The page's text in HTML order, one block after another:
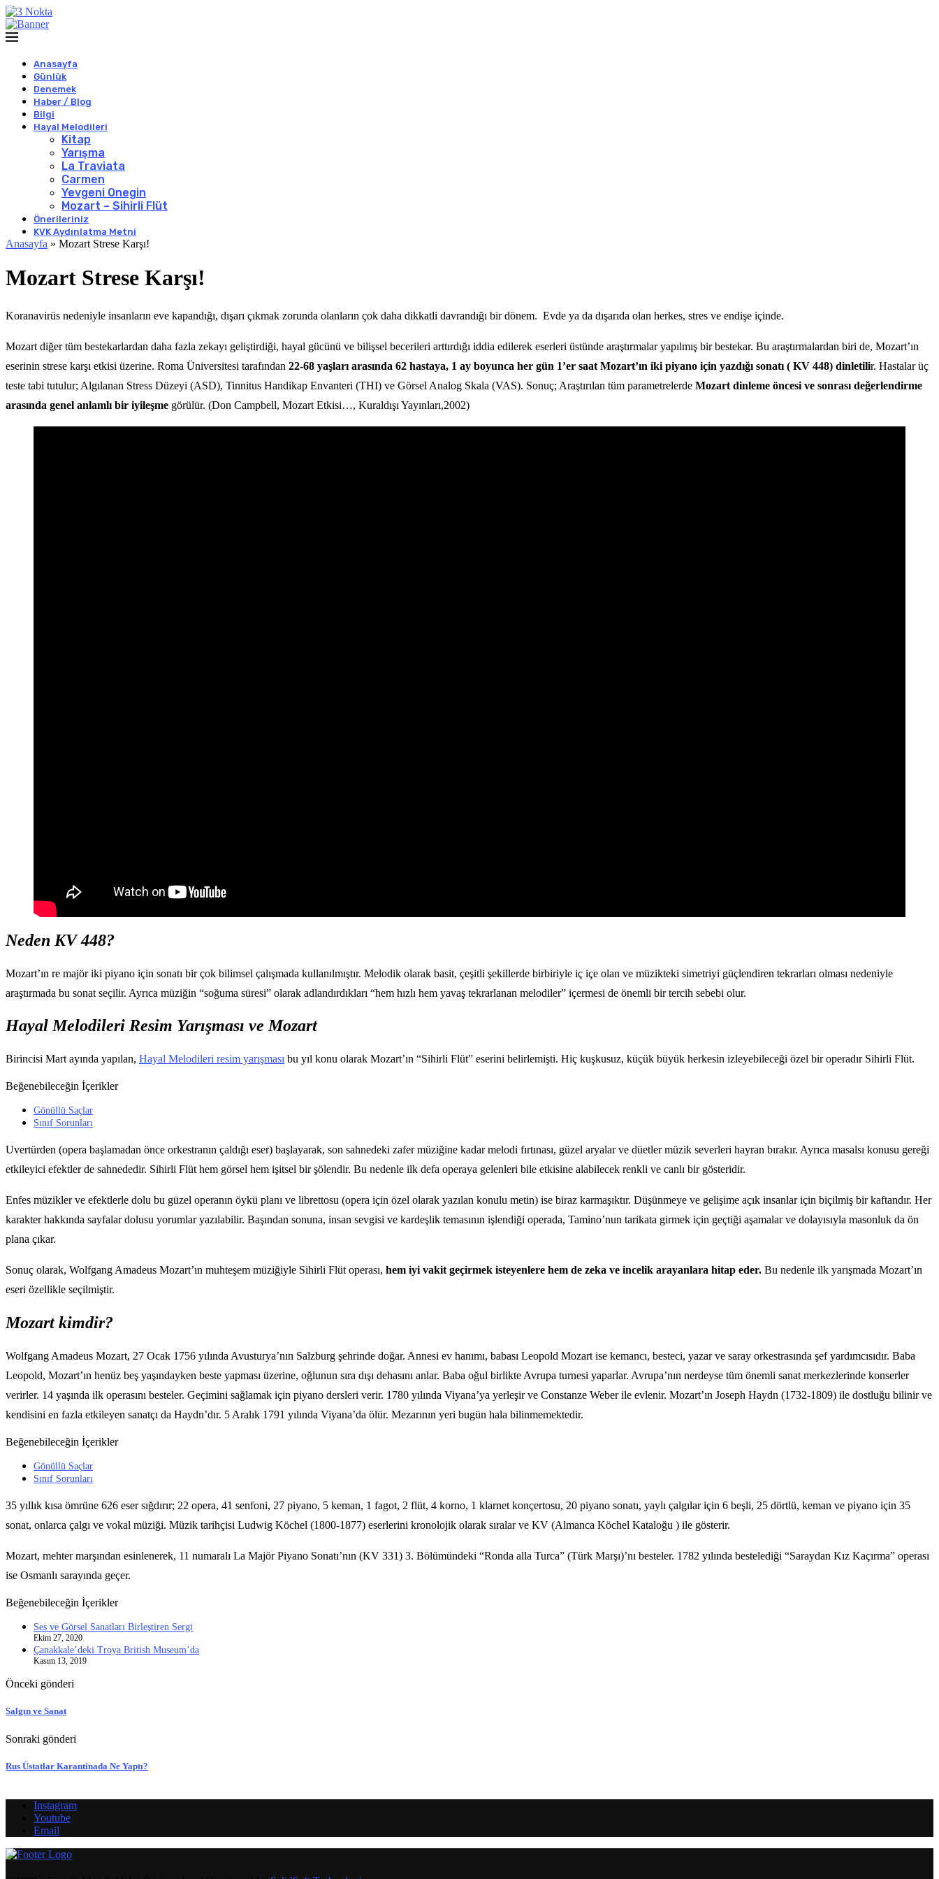
Anasayfa
Günlük
Denemek
Haber / Blog
Bilgi
Hayal Melodileri
Kitap
Yarışma
La Traviata
Carmen
Yevgeni Onegin
Mozart – Sihirli Flüt
Önerileriniz
KVK Aydınlatma Metni
Anasayfa » Mozart Strese Karşı!
Mozart Strese Karşı!
Koranavirüs nedeniyle insanların eve kapandığı, dışarı çıkmak zorunda olanların çok daha dikkatli davrandığı bir dönem. Evde ya da dışarıda olan herkes, stres ve endişe içinde.
Mozart diğer tüm bestekarlardan daha fazla zekayı geliştirdiği, hayal gücünü ve bilişsel becerileri arttırdığı iddia edilerek eserleri üstünde araştırmalar yapılmış bir bestekar. Bu araştırmalardan biri de, Mozart’ın
eserinin strese karşı etkisi üzerine. Roma Üniversitesi tarafından 22-68 yaşları arasında 62 hastaya, 1 ay boyunca her gün 1’er saat Mozart’ın iki piyano için yazdığı sonatı ( KV 448) dinletilir. Hastalar üç
teste tabi tutulur; Algılanan Stress Düzeyi (ASD), Tinnitus Handikap Envanteri (THI) ve Görsel Analog Skala (VAS). Sonuç; Araştırılan tüm parametrelerde Mozart dinleme öncesi ve sonrası değerlendirme
arasında genel anlamlı bir iyileşme görülür. (Don Campbell, Mozart Etkisi…, Kuraldışı Yayınları,2002)
Neden KV 448?
Mozart’ın re majör iki piyano için sonatı bir çok bilimsel çalışmada kullanılmıştır. Melodik olarak basit, çeşitli şekillerde birbiriyle iç içe olan ve müzikteki simetriyi güçlendiren tekrarları olması nedeniyle
araştırmada bu sonat seçilir. Ayrıca müziğin “soğuma süresi” olarak adlandırdıkları “hem hızlı hem yavaş tekrarlanan melodiler” içermesi de önemli bir tercih sebebi olur.
Hayal Melodileri Resim Yarışması ve Mozart
Birincisi Mart ayında yapılan, Hayal Melodileri resim yarışması bu yıl konu olarak Mozart’ın “Sihirli Flüt” eserini belirlemişti. Hiç kuşkusuz, küçük büyük herkesin izleyebileceği özel bir operadır Sihirli Flüt.
Beğenebileceğin İçerikler
Gönüllü Saçlar
Sınıf Sorunları
Uvertürden (opera başlamadan önce orkestranın çaldığı eser) başlayarak, son sahnedeki zafer müziğine kadar melodi fırtınası, güzel aryalar ve düetler müzik severleri hayran bırakır. Ayrıca masalsı konusu gereği
etkileyici efektler de sahnededir. Sihirli Flüt hem görsel hem işitsel bir şölendir. Bu nedenle ilk defa operaya gelenleri bile etkisine alabilecek renkli ve canlı bir gösteridir.
Enfes müzikler ve efektlerle dolu bu güzel operanın öykü planı ve librettosu (opera için özel olarak yazılan konulu metin) ise biraz karmaşıktır. Düşünmeye ve gelişime açık insanlar için biçilmiş bir kaftandır. Her
karakter hakkında sayfalar dolusu yorumlar yazılabilir. Başından sonuna, insan sevgisi ve kardeşlik temasının işlendiği operada, Tamino’nun tarikata girmek için geçtiği aşamalar ve dolayısıyla masonluk da ön
plana çıkar.
Sonuç olarak, Wolfgang Amadeus Mozart’ın muhteşem müziğiyle Sihirli Flüt operası, hem iyi vakit geçirmek isteyenlere hem de zeka ve incelik arayanlara hitap eder. Bu nedenle ilk yarışmada Mozart’ın
eseri özellikle seçilmiştir.
Mozart kimdir?
Wolfgang Amadeus Mozart, 27 Ocak 1756 yılında Avusturya’nın Salzburg şehrinde doğar. Annesi ev hanımı, babası Leopold Mozart ise kemancı, besteci, yazar ve saray orkestrasında şef yardımcısıdır. Baba
Leopold, Mozart’ın henüz beş yaşındayken beste yapması üzerine, oğlunun sıra dışı dehasını anlar. Baba oğul birlikte Avrupa turnesi yaparlar. Avrupa’nın nerdeyse tüm önemli sanat merkezlerinde konserler
verirler. 14 yaşında ilk operasını besteler. Geçimini sağlamak için piyano dersleri verir. 1780 yılında Viyana’ya yerleşir ve Constanze Weber ile evlenir. Mozart’ın Joseph Haydn (1732-1809) ile dostluğu bilinir ve
kendisini en fazla etkileyen sanatçı da Haydn’dır. 5 Aralık 1791 yılında Viyana’da ölür. Mezarının yeri bugün hala bilinmemektedir.
Beğenebileceğin İçerikler
Gönüllü Saçlar
Sınıf Sorunları
35 yıllık kısa ömrüne 626 eser sığdırır; 22 opera, 41 senfoni, 27 piyano, 5 keman, 1 fagot, 2 flüt, 4 korno, 1 klarnet konçertosu, 20 piyano sonatı, yaylı çalgılar için 6 beşli, 25 dörtlü, keman ve piyano için 35
sonat, onlarca çalgı ve vokal müziği. Müzik tarihçisi Ludwig Köchel (1800-1877) eserlerini kronolojik olarak sıralar ve KV (Almanca Köchel Kataloğu ) ile gösterir.
Mozart, mehter marşından esinlenerek, 11 numaralı La Majör Piyano Sonatı’nın (KV 331) 3. Bölümündeki “Ronda alla Turca” (Türk Marşı)’nı besteler. 1782 yılında bestelediği “Saraydan Kız Kaçırma” operası
ise Osmanlı sarayında geçer.
Beğenebileceğin İçerikler
Ses ve Görsel Sanatları Birleştiren Sergi
Ekim 27, 2020
Çanakkale’deki Troya British Museum’da
Kasım 13, 2019
Önceki gönderi
Salgın ve Sanat
Sonraki gönderi
Rus Üstatlar Karantinada Ne Yaptı?
Instagram
Youtube
Email